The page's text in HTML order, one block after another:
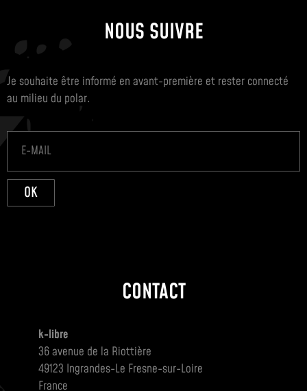
NOUS SUIVRE
Je souhaite être informé en avant-première et rester connecté
au milieu du polar.
OK
CONTACT
k-libre
36 avenue de la Riottière
49123 Ingrandes-Le Fresne-sur-Loire
France